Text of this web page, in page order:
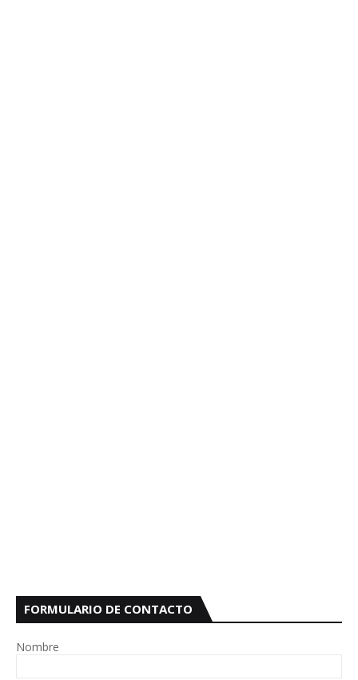
FORMULARIO DE CONTACTO
Nombre